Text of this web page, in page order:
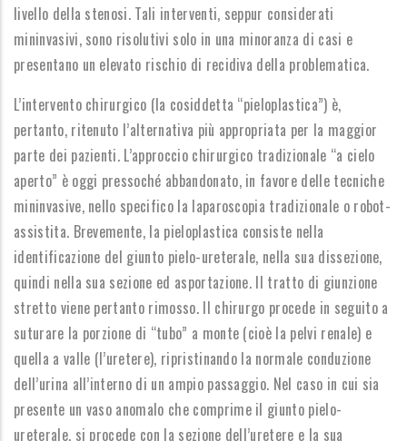
livello della stenosi. Tali interventi, seppur considerati
mininvasivi, sono risolutivi solo in una minoranza di casi e
presentano un elevato rischio di recidiva della problematica.
L’intervento chirurgico (la cosiddetta “pieloplastica”) è,
pertanto, ritenuto l’alternativa più appropriata per la maggior
parte dei pazienti. L’approccio chirurgico tradizionale “a cielo
aperto” è oggi pressoché abbandonato, in favore delle tecniche
mininvasive, nello specifico la laparoscopia tradizionale o robot-
assistita. Brevemente, la pieloplastica consiste nella
identificazione del giunto pielo-ureterale, nella sua dissezione,
quindi nella sua sezione ed asportazione. Il tratto di giunzione
stretto viene pertanto rimosso. Il chirurgo procede in seguito a
suturare la porzione di “tubo” a monte (cioè la pelvi renale) e
quella a valle (l’uretere), ripristinando la normale conduzione
dell’urina all’interno di un ampio passaggio. Nel caso in cui sia
presente un vaso anomalo che comprime il giunto pielo-
ureterale, si procede con la sezione dell’uretere e la sua